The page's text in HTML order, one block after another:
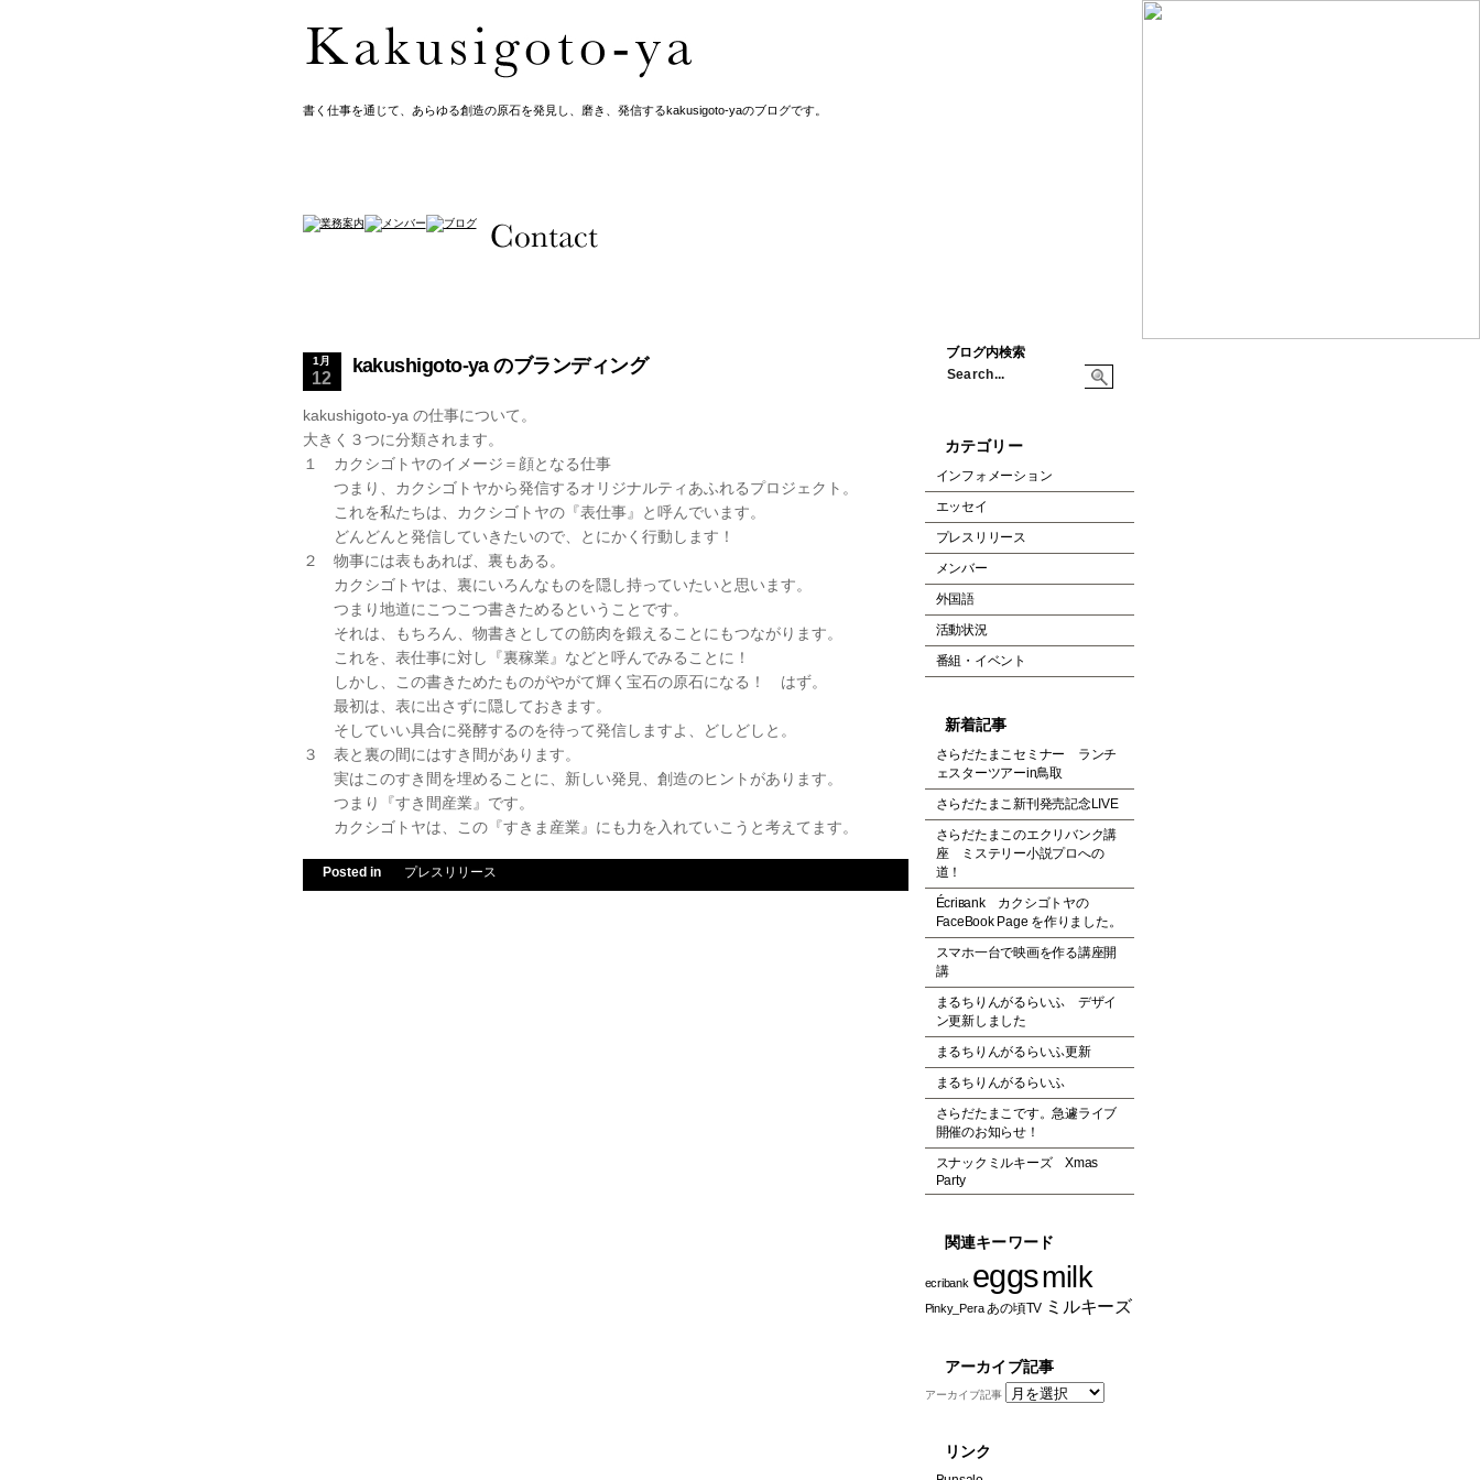
書く仕事を通じて、あらゆる創造の原石を発見し、磨き、発信するkakusigoto-yaのブログです。
1月
12
kakushigoto-ya のブランディング
kakushigoto-ya の仕事について。
大きく３つに分類されます。
１ カクシゴトヤのイメージ＝顔となる仕事
つまり、カクシゴトヤから発信するオリジナルティあふれるプロジェクト。
これを私たちは、カクシゴトヤの『表仕事』と呼んでいます。
どんどんと発信していきたいので、とにかく行動します！
２ 物事には表もあれば、裏もある。
カクシゴトヤは、裏にいろんなものを隠し持っていたいと思います。
つまり地道にこつこつ書きためるということです。
それは、もちろん、物書きとしての筋肉を鍛えることにもつながります。
これを、表仕事に対し『裏稼業』などと呼んでみることに！
しかし、この書きためたものがやがて輝く宝石の原石になる！ はず。
最初は、表に出さずに隠しておきます。
そしていい具合に発酵するのを待って発信しますよ、どしどしと。
３ 表と裏の間にはすき間があります。
実はこのすき間を埋めることに、新しい発見、創造のヒントがあります。
つまり『すき間産業』です。
カクシゴトヤは、この『すきま産業』にも力を入れていこうと考えてます。
Posted in プレスリリース
ブログ内検索
カテゴリー
インフォメーション
エッセイ
プレスリリース
メンバー
外国語
活動状況
番組・イベント
新着記事
さらだたまこセミナー ランチ
ェスターツアーin鳥取
さらだたまこ新刊発売記念LIVE
さらだたまこのエクリバンク講
座 ミステリー小説プロへの
道！
Écriвank カクシゴトヤの
FaceBook Page を作りました。
スマホ一台で映画を作る講座開
講
まるちりんがるらいふ デザイ
ン更新しました
まるちりんがるらいふ更新
まるちりんがるらいふ
さらだたまこです。急遽ライブ
開催のお知らせ！
スナックミルキーズ Xmas
Party
関連キーワード
ecribank eggsmilk
Pinky_Pera あの頃TV ミルキーズ
アーカイブ記事
アーカイブ記事
リンク